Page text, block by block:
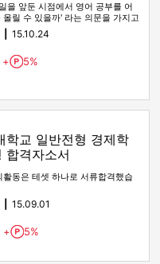
을 앞둔 시점에서 영어 공부를 어
릴 수 있을까' 라는 의문을 가지고
15.10.24
+ Point
5%
학교 일반전형 경제학
합격자소서
활동은 테셋 하나로 서류합격했습
15.09.01
+ Point
5%